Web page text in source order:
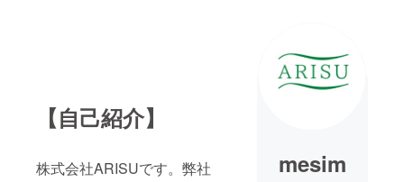
【自己紹介】
株式会社ARISUです。弊社
mesim